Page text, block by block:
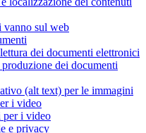
vanno sul web
dei documenti elettronici
dei documenti
(alt text) per le immagini
i video
per i video
e privacy